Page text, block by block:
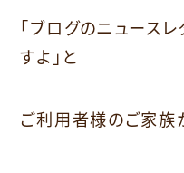
「ブログのニュース
すよ」と
ご利用者様のご家族